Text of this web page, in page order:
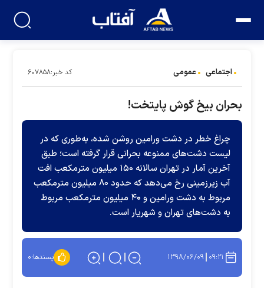
اجتماعی عمومی کد خبر:۶۰۷۸۵۸
بحران بیخ گوش پایتخت!
چراغ خطر در دشت ورامین روشن شده، به‌طوری که در
لیست دشت‌های ممنوعه بحرانی قرار گرفته است؛ طبق
آخرین آمار در تهران سالانه ۱۵۰ میلیون مترمکعب افت
آب زیرزمینی رخ می‌دهد که حدود ۸۰ میلیون مترمکعب
مربوط به دشت ورامین و ۴۰ میلیون مترمکعب مربوط
به دشت‌های تهران و شهریار است.
۰۹:۲۱ ۱۳۹۸/۰۶/۰۹ پسندها:۰